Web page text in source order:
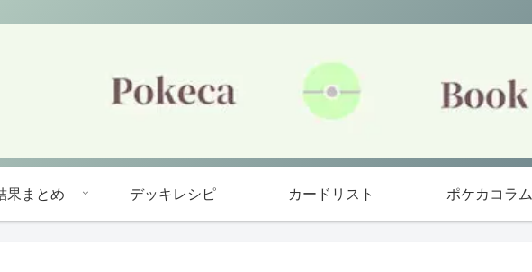
果まとめ デッキレシピ カードリスト ポケカコラム